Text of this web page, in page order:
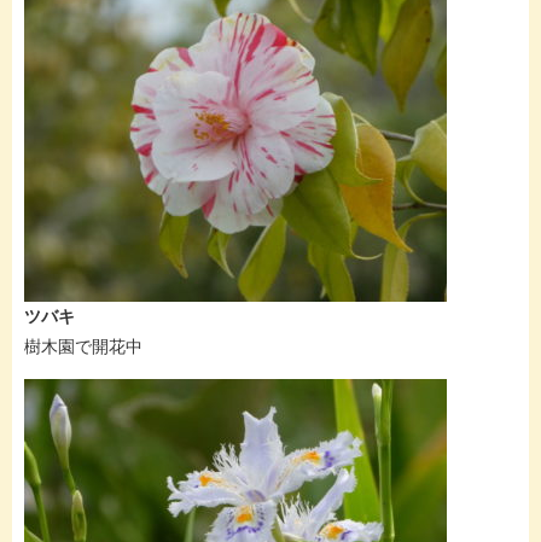
ツバキ
樹木園で開花中